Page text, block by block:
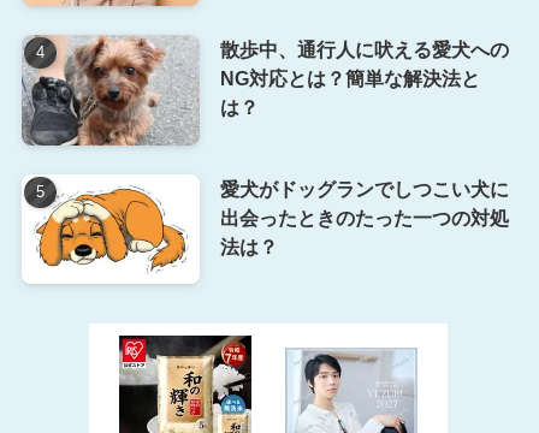
散歩中、通行人に吠える愛犬への
NG対応とは？簡単な解決法と
は？
愛犬がドッグランでしつこい犬に
出会ったときのたった一つの対処
法は？